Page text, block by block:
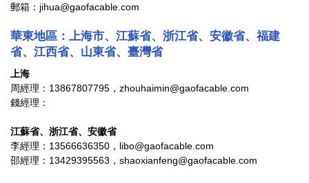
郵箱：jihua@gaofacable.com
華東地區 ：上海市、江蘇省、浙江省、安徽省、福建
省、江西省、山東省、臺灣省
上海
周經理：13867807795，zhouhaimin@gaofacable.com
錢經理：
江蘇省、浙江省、安徽省
李經理：13566636350，libo@gaofacable.com
邵經理：13429395563，shaoxianfeng@gaofacable.com